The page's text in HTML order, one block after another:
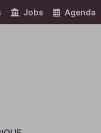
Jobs Agenda